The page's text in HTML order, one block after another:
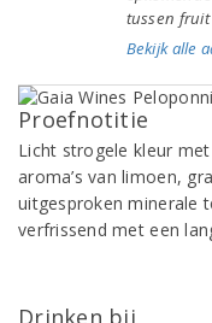
tussen
Bekijk alle
Proefnotitie
Licht strogele kleur
aroma’s van limoen,
uitgesproken minerale
verfrissend met een
Drinken bij